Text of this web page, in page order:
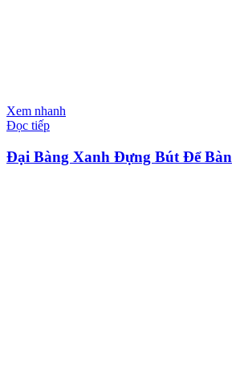
Xem nhanh
Đọc tiếp
Đại Bàng Xanh Đựng Bút Để Bàn